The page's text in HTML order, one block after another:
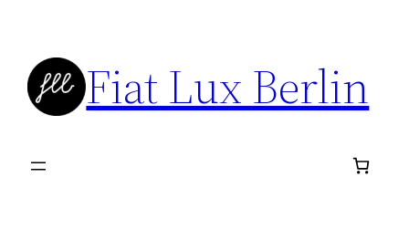
springen
Fiat Lux Berlin